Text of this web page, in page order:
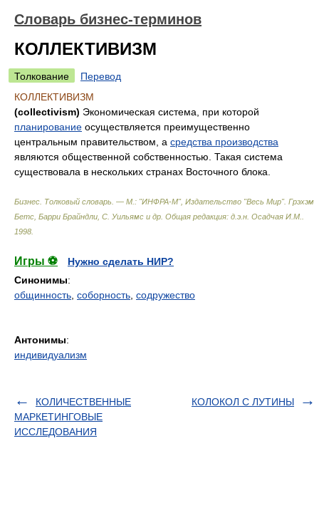
Словарь бизнес-терминов
КОЛЛЕКТИВИЗМ
Толкование
Перевод
КОЛЛЕКТИВИЗМ
(collectivism) Экономическая система, при которой
планирование осуществляется преимущественно
центральным правительством, а средства производства
являются общественной собственностью. Такая система
существовала в нескольких странах Восточного блока.
Бизнес. Толковый словарь. — М.: "ИНФРА-М", Издательство "Весь Мир". Грэхэм
Бетс, Барри Брайндли, С. Уильямс и др. Общая редакция: д.э.н. Осадчая И.М.
1998
Игры ⚽
Нужно сделать НИР?
Синонимы:
общинность соборность содружество
Антонимы:
индивидуализм
КОЛИЧЕСТВЕННЫЕ
МАРКЕТИНГОВЫЕ
ИССЛЕДОВАНИЯ
КОЛОКОЛ С ЛУТИНЫ